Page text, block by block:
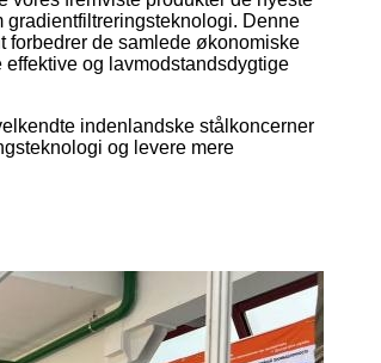
gradientfiltreringsteknologi. Denne
forbedrer de samlede økonomiske
og lavmodstandsdygtige
indenlandske stålkoncerner
og levere mere